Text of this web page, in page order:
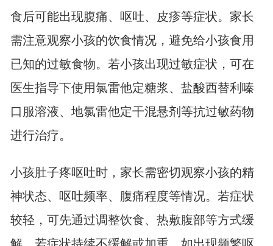
食后可能出现腹痛、呕吐、皮疹等症状。家长
需注意观察小孩的饮食情况，避免给小孩食用
已知的过敏食物。若小孩出现过敏症状，可在
医生指导下使用氯雷他定糖浆、盐酸西替利嗪
口服溶液、地氯雷他定干混悬剂等抗过敏药物
进行治疗。
小孩肚子疼呕吐时，家长需密切观察小孩的精
神状态、呕吐频率、腹痛程度等情况。若症状
较轻，可先通过调整饮食、热敷腹部等方式缓